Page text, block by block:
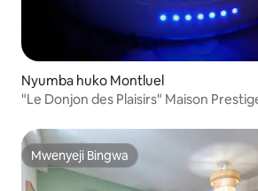
Nyumba huko Montluel
"Le Donjon des Plaisirs" Maison
Mwenyeji Bingwa
Mwenyeji Bingwa